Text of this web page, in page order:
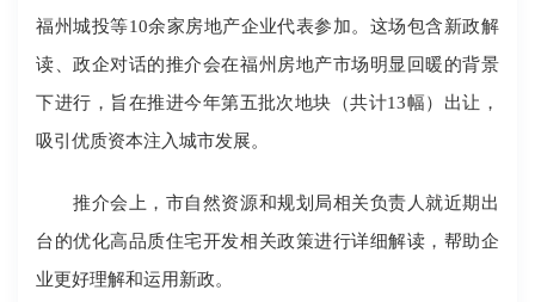
福州城投等10余家房地产企业代表参加。这场包含新政解
读、政企对话的推介会在福州房地产市场明显回暖的背景
下进行，旨在推进今年第五批次地块（共计13幅）出让，
吸引优质资本注入城市发展。
推介会上，市自然资源和规划局相关负责人就近期出
台的优化高品质住宅开发相关政策进行详细解读，帮助企
业更好理解和运用新政。